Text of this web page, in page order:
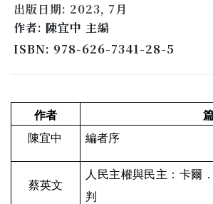
出版日期: 2023, 7月
作者: 陳宜中 主編
ISBN: 978-626-7341-28-5
作者
陳宜中 編者序
蔡英文
人民主權與民主：卡爾
判